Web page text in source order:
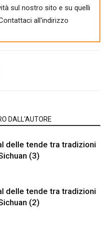
sul nostro sito e su quelli
all'indirizzo
DALL'AUTORE
delle tende tra tradizioni
(3)
delle tende tra tradizioni
(2)